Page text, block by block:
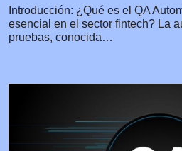
Introducción: ¿Qué es el QA
esencial en el sector fintech? La
pruebas, conocida…